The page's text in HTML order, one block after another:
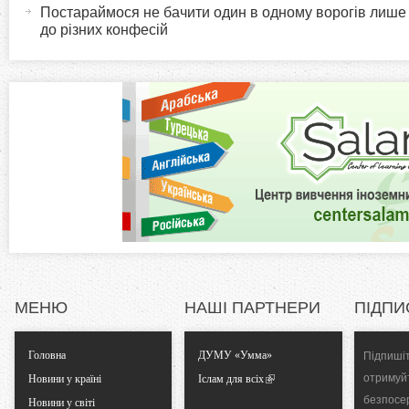
a
l
T
в
Постараймося не бачити один в одному ворогів лише
до різних конфесій
МЕНЮ
Головна
Новини у країні
Новини у світі
НАШІ ПАРТНЕРИ
ДУМУ «Умма»
Іслам для всіх